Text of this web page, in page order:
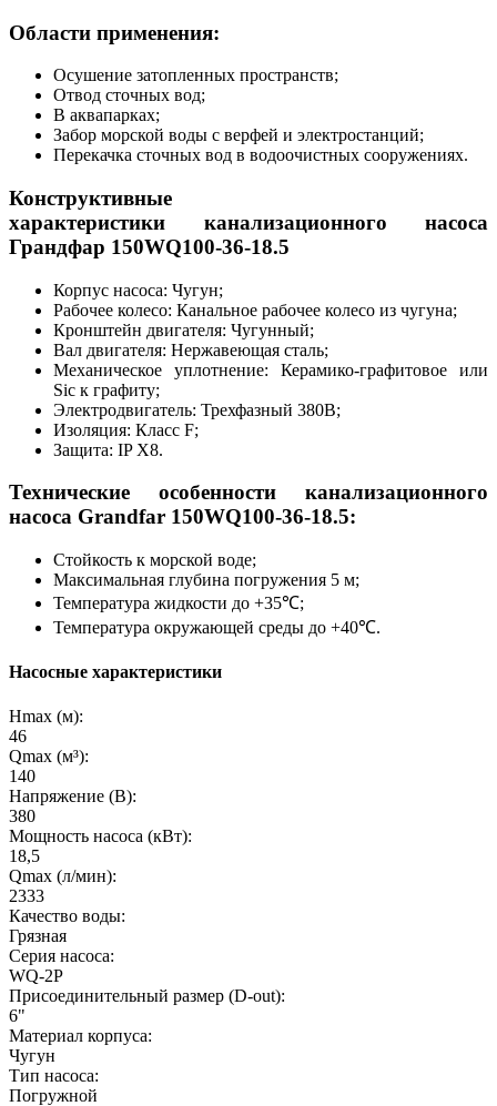
Области применения:
Осушение затопленных пространств;
Отвод сточных вод;
В аквапарках;
Забор морской воды с верфей и электростанций;
Перекачка сточных вод в водоочистных сооружениях.
Конструктивные
характеристики канализационного насоса
Грандфар 150WQ100-36-18.5
Корпус насоса: Чугун;
Рабочее колесо: Канальное рабочее колесо из чугуна;
Кронштейн двигателя: Чугунный;
Вал двигателя: Нержавеющая сталь;
Механическое уплотнение: Керамико-графитовое или
Sic к графиту;
Электродвигатель: Трехфазный 380В;
Изоляция: Класс F;
Защита: IP X8.
Технические особенности канализационного
насоса Grandfar 150WQ100-36-18.5:
Стойкость к морской воде;
Максимальная глубина погружения 5 м;
Температура жидкости до +35℃;
Температура окружающей среды до +40℃.
Насосные характеристики
Hmax (м):
46
Qmax (м³):
140
Напряжение (В):
380
Мощность насоса (кВт):
18,5
Qmax (л/мин):
2333
Качество воды:
Грязная
Серия насоса:
WQ-2P
Присоединительный размер (D-out):
6"
Материал корпуса:
Чугун
Тип насоса:
Погружной